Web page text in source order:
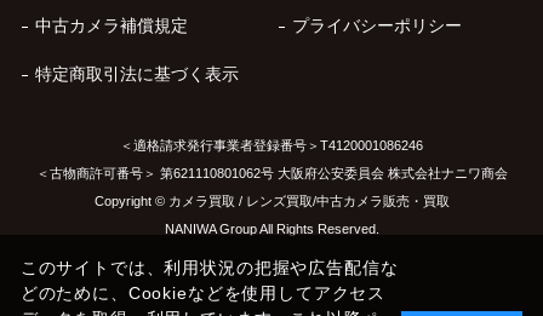
中古カメラ補償規定 プライバシーポリシー
特定商取引法に基づく表示
＜適格請求発行事業者登録番号＞T4120001086246
＜古物商許可番号＞ 第621110801062号 大阪府公安委員会 株式会社ナニワ商会
Copyright © カメラ買取 / レンズ買取/中古カメラ販売・買取
NANIWA Group All Rights Reserved.
このサイトでは、利用状況の把握や広告配信な
どのために、Cookieなどを使用してアクセス